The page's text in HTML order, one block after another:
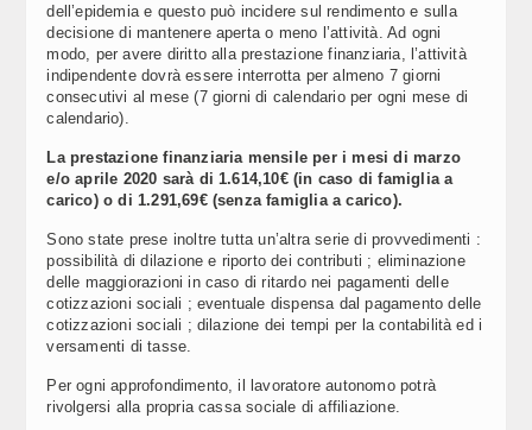
dell’epidemia e questo può incidere sul rendimento e sulla
decisione di mantenere aperta o meno l’attività. Ad ogni
modo, per avere diritto alla prestazione finanziaria, l’attività
indipendente dovrà essere interrotta per almeno 7 giorni
consecutivi al mese (7 giorni di calendario per ogni mese di
calendario).
La prestazione finanziaria mensile per i mesi di marzo
e/o aprile 2020 sarà di 1.614,10€ (in caso di famiglia a
carico) o di 1.291,69€ (senza famiglia a carico).
Sono state prese inoltre tutta un’altra serie di provvedimenti :
possibilità di dilazione e riporto dei contributi ; eliminazione
delle maggiorazioni in caso di ritardo nei pagamenti delle
cotizzazioni sociali ; eventuale dispensa dal pagamento delle
cotizzazioni sociali ; dilazione dei tempi per la contabilità ed i
versamenti di tasse.
Per ogni approfondimento, il lavoratore autonomo potrà
rivolgersi alla propria cassa sociale di affiliazione.